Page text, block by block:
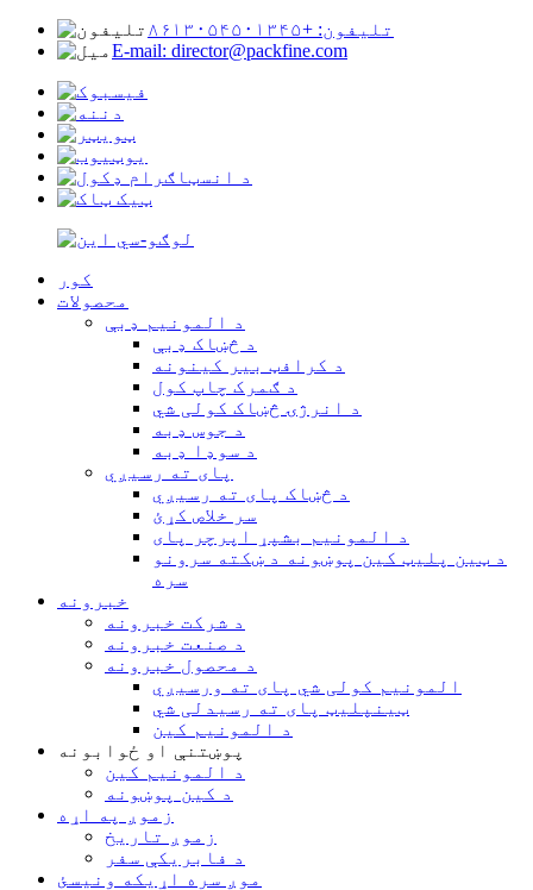
تلیفون: +۸۶۱۳۰۵۴۵۰۱۳۴۵
E-mail: director@packfine.com
کور
محصولات
د المونیم ډبې
د څښاک ډبې
د کرافټ بیر کینونه
د ګمرک چاپ کول
د انرژۍ څښاک کولی شي
د جوس ډبه
د سوډا ډبه
پای ته رسیږي
د څښاک پای ته رسیږي
سر خلاص کړئ
د المونیم بشپړ اپرچر پای
د ټین پلیټ کین پوښونه د ښکته سرونو
سره
خبرونه
د شرکت خبرونه
د صنعت خبرونه
د محصول خبرونه
المونیم کولی شي پای ته ورسیږي
ټینپلیټ پای ته رسیدلی شي
د المونیم کین
پوښتنې او ځوابونه
د المونیم کین
د کین پوښونه
زموږ په اړه
زموږ تاریخ
د فابریکې سفر
موږ سره اړیکه ونیسئ